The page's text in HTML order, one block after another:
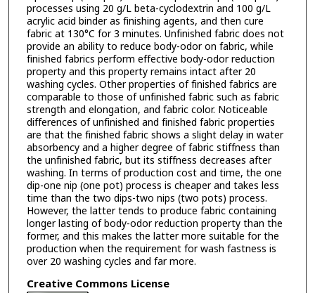
processes using 20 g/L beta-cyclodextrin and 100 g/L
acrylic acid binder as finishing agents, and then cure
fabric at 130°C for 3 minutes. Unfinished fabric does not
provide an ability to reduce body-odor on fabric, while
finished fabrics perform effective body-odor reduction
property and this property remains intact after 20
washing cycles. Other properties of finished fabrics are
comparable to those of unfinished fabric such as fabric
strength and elongation, and fabric color. Noticeable
differences of unfinished and finished fabric properties
are that the finished fabric shows a slight delay in water
absorbency and a higher degree of fabric stiffness than
the unfinished fabric, but its stiffness decreases after
washing. In terms of production cost and time, the one
dip-one nip (one pot) process is cheaper and takes less
time than the two dips-two nips (two pots) process.
However, the latter tends to produce fabric containing
longer lasting of body-odor reduction property than the
former, and this makes the latter more suitable for the
production when the requirement for wash fastness is
over 20 washing cycles and far more.
Creative Commons License